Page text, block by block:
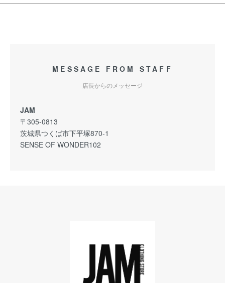
MESSAGE FROM STAFF
店長からのメッセージ
JAM
〒305-0813
茨城県つくば市下平塚870-1
SENSE OF WONDER102